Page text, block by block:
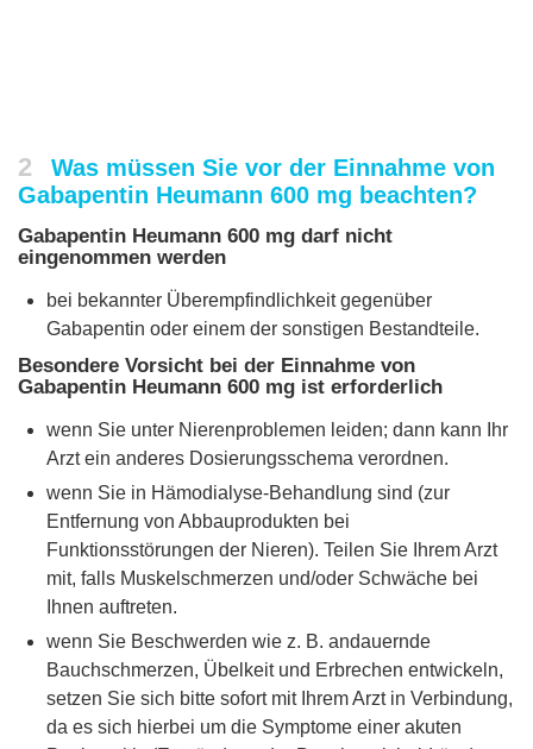
2
Was müssen Sie vor der Einnahme von
Gabapentin Heumann 600 mg beachten?
Gabapentin Heumann 600 mg darf nicht
eingenommen werden
bei bekannter Überempfindlichkeit gegenüber
Gabapentin oder einem der sonstigen Bestandteile.
Besondere Vorsicht bei der Einnahme von
Gabapentin Heumann 600 mg ist erforderlich
wenn Sie unter Nierenproblemen leiden; dann kann Ihr
Arzt ein anderes Dosierungsschema verordnen.
wenn Sie in Hämodialyse-Behandlung sind (zur
Entfernung von Abbauprodukten bei
Funktionsstörungen der Nieren). Teilen Sie Ihrem Arzt
mit, falls Muskelschmerzen und/oder Schwäche bei
Ihnen auftreten.
wenn Sie Beschwerden wie z. B. andauernde
Bauchschmerzen, Übelkeit und Erbrechen entwickeln,
setzen Sie sich bitte sofort mit Ihrem Arzt in Verbindung,
da es sich hierbei um die Symptome einer akuten